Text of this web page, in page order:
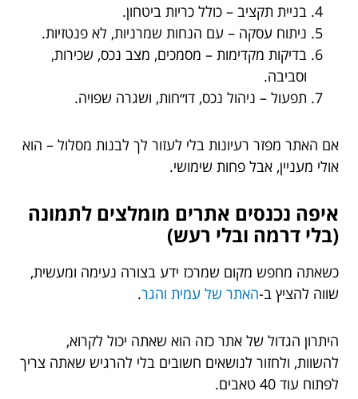
בניית תקציב – כולל כריות ביטחון.
ניתוח עסקה – עם הנחות שמרניות, לא פנטזיות.
בדיקות מקדימות – מסמכים, מצב נכס, שכירות,
וסביבה.
תפעול – ניהול נכס, דו״חות, ושגרה שפויה.
אם האתר מפזר רעיונות בלי לעזור לך לבנות מסלול – הוא
אולי מעניין, אבל פחות שימושי.
איפה נכנסים אתרים מומלצים לתמונה
(בלי דרמה ובלי רעש)
כשאתה מחפש מקום שמרכז ידע בצורה נעימה ומעשית,
שווה להציץ ב-האתר של עמית והגר.
היתרון הגדול של אתר כזה הוא שאתה יכול לקרוא,
להשוות, ולחזור לנושאים חשובים בלי להרגיש שאתה צריך
לפתוח עוד 40 טאבים.